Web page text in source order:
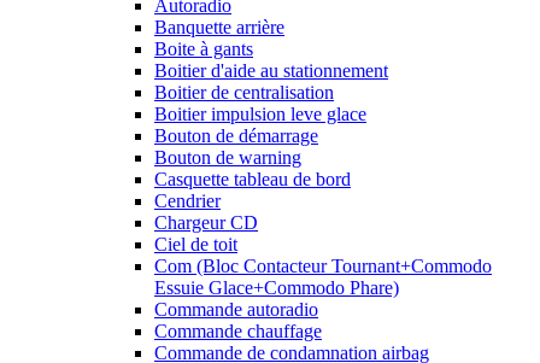
Autoradio
Banquette arrière
Boite à gants
Boitier d'aide au stationnement
Boitier de centralisation
Boitier impulsion leve glace
Bouton de démarrage
Bouton de warning
Casquette tableau de bord
Cendrier
Chargeur CD
Ciel de toit
Com (Bloc Contacteur Tournant+Commodo
Essuie Glace+Commodo Phare)
Commande autoradio
Commande chauffage
Commande de condamnation airbag